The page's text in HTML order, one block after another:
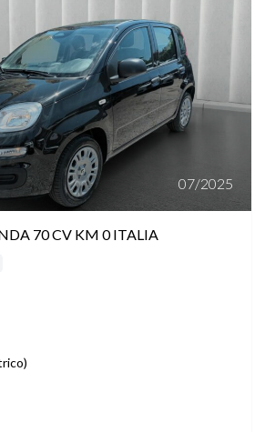
07/2025
70 CV KM 0 ITALIA